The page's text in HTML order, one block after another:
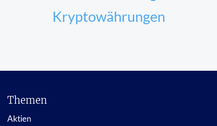
Kryptowährungen
Themen
Aktien